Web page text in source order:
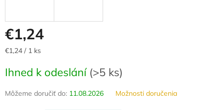
€1,24
Jednotková
€1,24 / 1 ks
Ihned k odeslání (>5 ks)
Môžeme doručiť do: 11.08.2026 Možnosti doručenia